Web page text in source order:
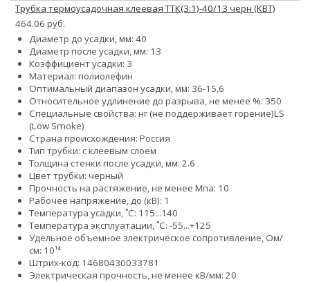
Трубка термоусадочная клеевая ТТК(3:1)-40/13 черн (КВТ)
464.06 руб.
Диаметр до усадки, мм: 40
Диаметр после усадки, мм: 13
Коэффициент усадки: 3
Материал: полиолефин
Оптимальный диапазон усадки, мм: 36-15,6
Относительное удлинение до разрыва, не менее %: 350
Специальные свойства: нг (не поддерживает горение)LS
(Low Smoke)
Страна происхождения: Россия
Тип трубки: с клеевым слоем
Толщина стенки после усадки, мм: 2.6
Цвет трубки: черный
Прочность на растяжение, не менее Мпа: 10
Рабочее напряжение, до (кВ): 1
Температура усадки, ˚С: 115...140
Температура эксплуатации, ˚С: -55...+125
Удельное объемное электрическое сопротивление, Ом/
см: 10¹⁴
Штрих-код: 14680430033781
Электрическая прочность, не менее кВ/мм: 20